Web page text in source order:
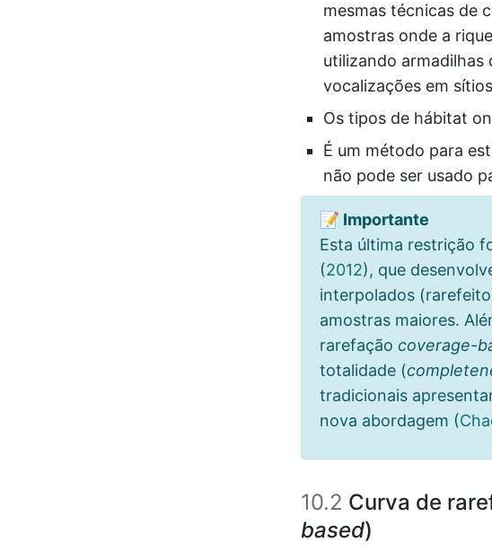
mesmas técnicas de
amostras onde a
utilizando
vocalizações em
Os tipos de hábitat
É um método para
não pode ser usado
📝 Importante
Esta última restrição
(2012), que
interpolados
amostras maiores.
rarefação coverage-
totalidade (
tradicionais
nova abordagem (
10.2 Curva de
based)